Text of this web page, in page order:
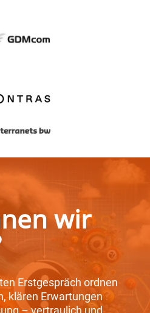
wir
Erstgespräch ordnen
klären Erwartungen